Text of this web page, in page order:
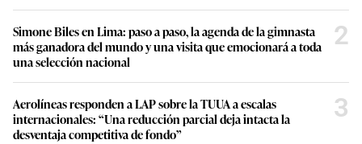
Simone Biles en Lima: paso a paso, la agenda de la gimnasta
más ganadora del mundo y una visita que emocionará a toda
una selección nacional
2
Aerolíneas responden a LAP sobre la TUUA a escalas
internacionales: “Una reducción parcial deja intacta la
desventaja competitiva de fondo”
3